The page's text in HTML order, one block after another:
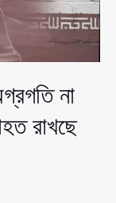
না
রাখছে